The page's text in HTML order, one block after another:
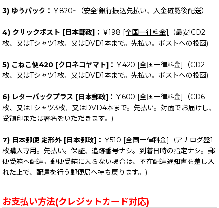
3) ゆうパック： ￥820~（安全!銀行振込先払い、入金確認後配送）
4) クリックポスト [日本郵政]： ￥198 [全国一律料金]
（最安!CD2
枚、又はTシャツ1枚、又はDVD1本まで。先払い。ポストへの投函)
5) こねこ便420 [クロネコヤマト]： ￥420 [全国一律料金]
（CD2
枚、又はTシャツ1枚、又はDVD1本まで。先払い。ポストへの投函)
6) レターパックプラス [日本郵政]： ￥600 [全国一律料金]
（CD6
枚、又はTシャツ3枚、又はDVD4本まで。先払い。対面でお届けし、
受領印または署名をいただきます。)
7) 日本郵便 定形外 [日本郵政]： ￥510 [全国一律料金]
（アナログ盤1
枚購入専用。先払い。保証、追跡番号ナシ。到着日時の指定ナシ。郵
便受箱へ配達。郵便受箱に入らない場合は、不在配達通知書を差し入
れた上で、配達を行う郵便局へ持ち戻ります。)
お支払い方法(クレジットカード対応)